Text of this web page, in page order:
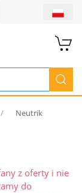
Neutrik
z oferty i nie
do